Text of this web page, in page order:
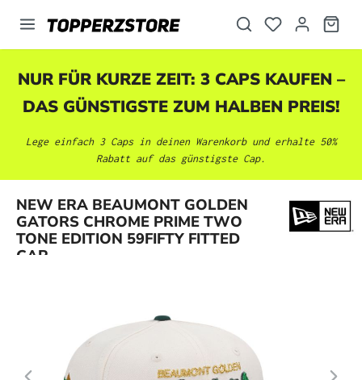
springen
NUR FÜR KURZE ZEIT: 3 CAPS KAUFEN –
DAS GÜNSTIGSTE ZUM HALBEN PREIS!
Lege einfach 3 Caps in deinen Warenkorb und erhalte 50%
Rabatt auf das günstigste Cap.
NEW ERA BEAUMONT GOLDEN
GATORS CHROME PRIME TWO
TONE EDITION 59FIFTY FITTED
CAP
Bildergalerie überspringen